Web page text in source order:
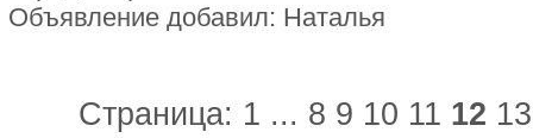
Объявление добавил: Наталья
Страница: 1 ... 8 9 10 11 12 13